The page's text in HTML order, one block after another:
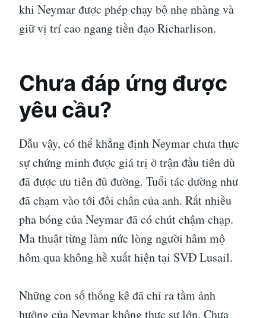
khi Neymar được phép chạy bộ nhẹ nhàng và
giữ vị trí cao ngang tiền đạo Richarlison.
Chưa đáp ứng được
yêu cầu?
Dẫu vậy, có thể khẳng định Neymar chưa thực
sự chứng minh được giá trị ở trận đầu tiên dù
đã được ưu tiên đủ đường. Tuổi tác dường như
đã chạm vào tới đôi chân của anh. Rất nhiều
pha bóng của Neymar đã có chút chậm chạp.
Ma thuật từng làm nức lòng người hâm mộ
hôm qua không hề xuất hiện tại SVĐ Lusail.
Những con số thống kê đã chỉ ra tầm ảnh
hưởng của Neymar không thực sự lớn. Chưa